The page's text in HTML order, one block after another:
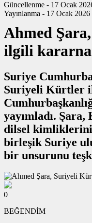
Güncellenme - 17 Ocak
Yayınlanma - 17 Ocak
Ahmed
ilgili
Suriye
Suriyeli Kürtler
yayımladı.
dilsel
birleşik Suriye
bir unsurunu
0
BEĞENDİM